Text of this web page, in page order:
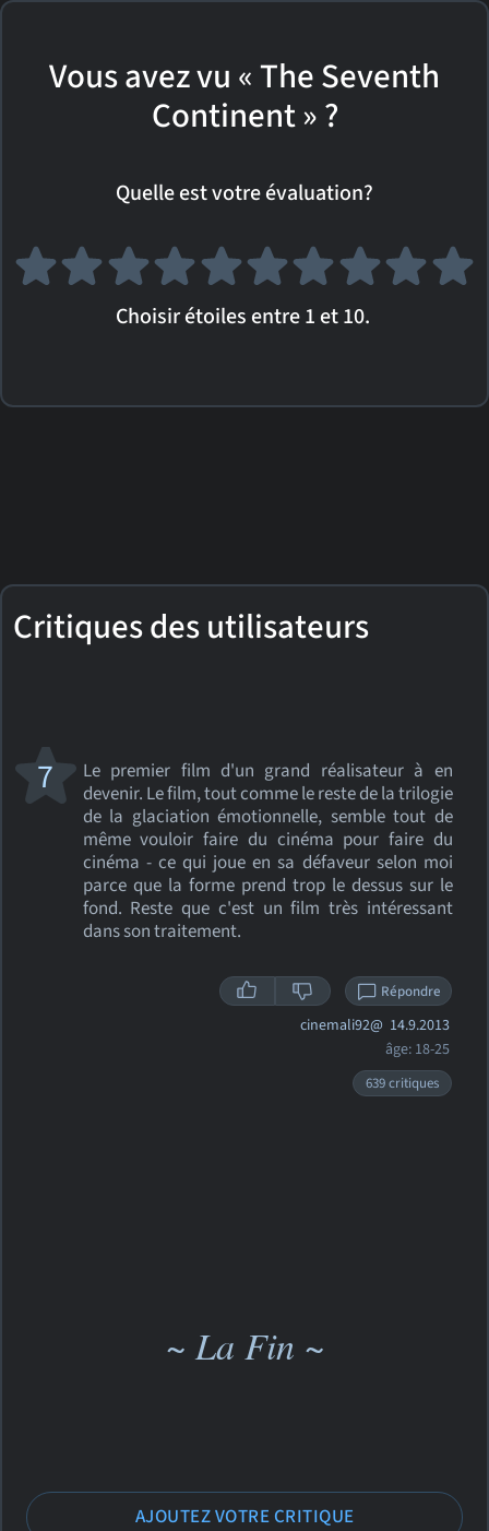
Vous avez vu « The Seventh
Continent » ?
Quelle est votre évaluation?
Choisir étoiles entre 1 et 10.
Critiques des utilisateurs
Le premier film d'un grand réalisateur à en
devenir. Le film, tout comme le reste de la trilogie
de la glaciation émotionnelle, semble tout de
même vouloir faire du cinéma pour faire du
cinéma - ce qui joue en sa défaveur selon moi
parce que la forme prend trop le dessus sur le
fond. Reste que c'est un film très intéressant
dans son traitement.
7
Répondre
cinemali92@ 14.9.2013
âge: 18-25
639 critiques
~ La Fin ~
AJOUTEZ VOTRE CRITIQUE